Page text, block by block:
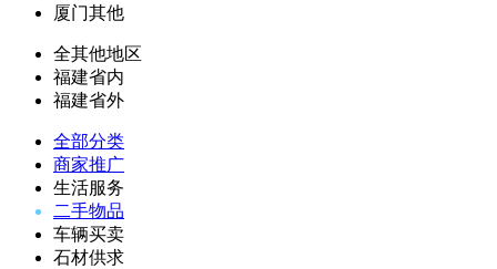
厦门其他
全其他地区
福建省内
福建省外
全部分类
商家推广
生活服务
二手物品
车辆买卖
石材供求